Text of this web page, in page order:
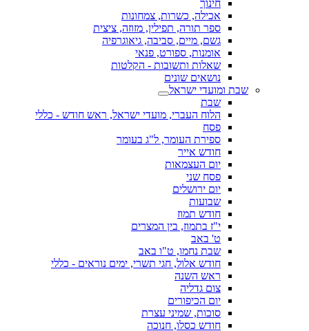
חינוך
אכילה, כשרות, צמחונות
ספר תורה, תפילין, מזוזה, ציצית
גשם, מיים, סביבה, גיאוגרפיה
אומנות, ספורט, פנאי
שאלות ותשובות - הקלטות
נושאים שונים
שבת ומועדי ישראל
שבת
הלוח העברי, מועדי ישראל, ראש חודש - כללי
פסח
ספירת העומר, ל"ג בעומר
חודש אייר
יום העצמאות
פסח שני
יום ירושלים
שבועות
חודש תמוז
י"ז בתמוז, בין המצרים
ט' באב
שבת נחמו, ט"ו באב
חודש אלול, חגי תשרי, ימים נוראים - כללי
ראש השנה
צום גדליה
יום הכיפורים
סוכות, שמיני עצרת
חודש כסלו, חנוכה